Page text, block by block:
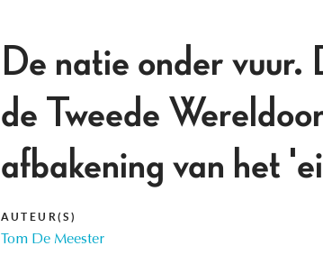
De natie onder vuur.
de Tweede
afbakening van het
AUTEUR(S)
Tom De Meester